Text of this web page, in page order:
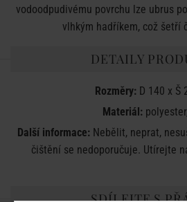
vodoodpudivému povrchu lze ubrus
vlhkým hadříkem, což šetří
DETAILY
Rozměry:D 140 x Š
Materiál:
Další informace: Nebělit, neprat,
čištění se nedoporučuje. Utírejte
SDÍLEJTE S